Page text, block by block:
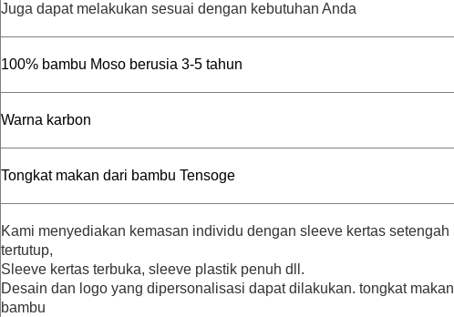
Juga dapat melakukan sesuai dengan kebutuhan Anda
100% bambu Moso berusia 3-5 tahun
Warna karbon
Tongkat makan dari bambu Tensoge
Kami menyediakan kemasan individu dengan sleeve kertas setengah
tertutup,
Sleeve kertas terbuka, sleeve plastik penuh dll.
Desain dan logo yang dipersonalisasi dapat dilakukan. tongkat makan
bambu